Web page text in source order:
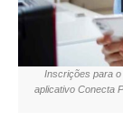
Inscrições para
aplicativo Conecta